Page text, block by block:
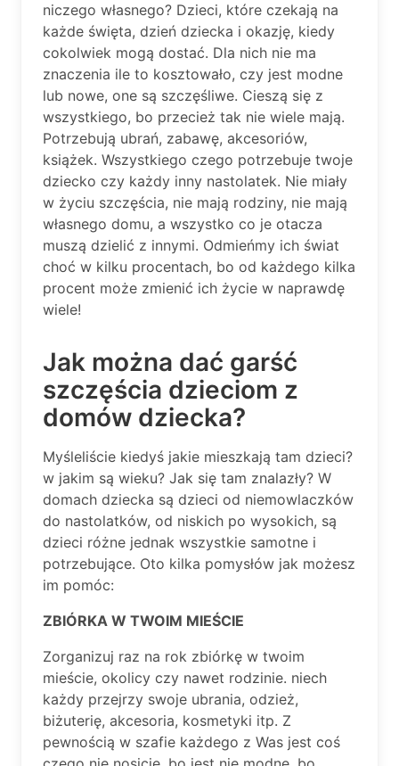
niczego własnego? Dzieci, które czekają na
każde święta, dzień dziecka i okazję, kiedy
cokolwiek mogą dostać. Dla nich nie ma
znaczenia ile to kosztowało, czy jest modne
lub nowe, one są szczęśliwe. Cieszą się z
wszystkiego, bo przecież tak nie wiele mają.
Potrzebują ubrań, zabawę, akcesoriów,
książek. Wszystkiego czego potrzebuje twoje
dziecko czy każdy inny nastolatek. Nie miały
w życiu szczęścia, nie mają rodziny, nie mają
własnego domu, a wszystko co je otacza
muszą dzielić z innymi. Odmieńmy ich świat
choć w kilku procentach, bo od każdego kilka
procent może zmienić ich życie w naprawdę
wiele!
Jak można dać garść
szczęścia dzieciom z
domów dziecka?
Myśleliście kiedyś jakie mieszkają tam dzieci?
w jakim są wieku? Jak się tam znalazły? W
domach dziecka są dzieci od niemowlaczków
do nastolatków, od niskich po wysokich, są
dzieci różne jednak wszystkie samotne i
potrzebujące. Oto kilka pomysłów jak możesz
im pomóc:
ZBIÓRKA W TWOIM MIEŚCIE
Zorganizuj raz na rok zbiórkę w twoim
mieście, okolicy czy nawet rodzinie. niech
każdy przejrzy swoje ubrania, odzież,
biżuterię, akcesoria, kosmetyki itp. Z
pewnością w szafie każdego z Was jest coś